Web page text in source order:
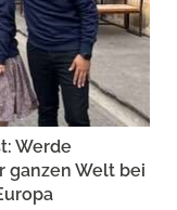
Werde
ganzen Welt bei